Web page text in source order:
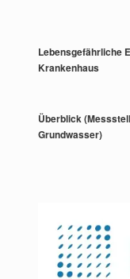
Lebensgefährliche
Krankenhaus
Überblick
Grundwasser)